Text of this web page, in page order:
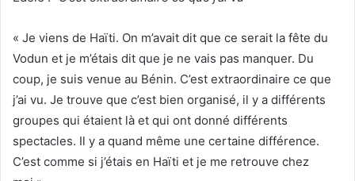
« Je viens de Haïti. On m’avait dit que ce serait la fête du
Vodun et je m’étais dit que je ne vais pas manquer. Du
coup, je suis venue au Bénin. C’est extraordinaire ce que
j’ai vu. Je trouve que c’est bien organisé, il y a différents
groupes qui étaient là et qui ont donné différents
spectacles. Il y a quand même une certaine différence.
C’est comme si j’étais en Haïti et je me retrouve chez